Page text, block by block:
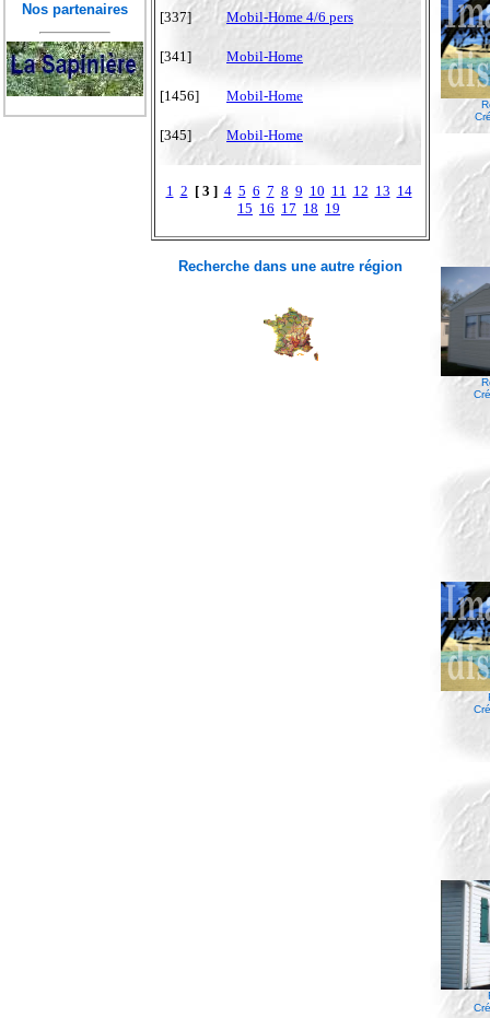
Nos partenaires [337] Mobil-Home 4/6 pers
[341] Mobil-Home
[1456] Mobil-Home
[345] Mobil-Home
1 2 [ 3 ] 4 5 6 7 8 9 10 11 12 13 14
15 16 17 18 19
Recherche dans une autre région